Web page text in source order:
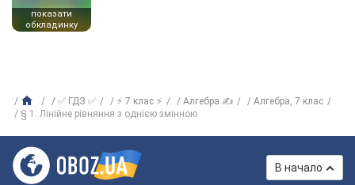
показати
обкладинку
✅ ГДЗ ✅ ⚡ 7 клас ⚡ Алгебра ✍
Алгебра, 7 клас
§ 1. Лінійне рівняння з однією змінною
В начало